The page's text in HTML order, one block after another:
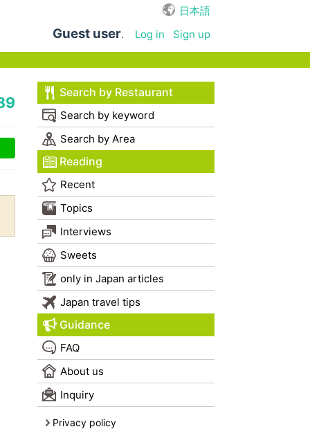
日本語
Guest user. Log in Sign up
Search by Restaurant
Search by keyword
Search by Area
Reading
Recent
Topics
Interviews
Sweets
only in Japan articles
Japan travel tips
Guidance
FAQ
About us
Inquiry
Privacy policy